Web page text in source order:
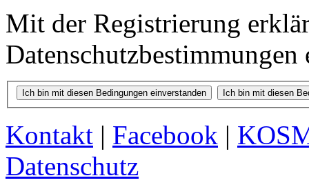
Mit der Registrierung
Datenschutzbestimmungen
Kontakt | Facebook |
Datenschutz